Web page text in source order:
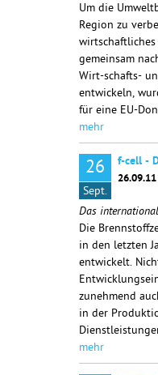
Um die
Region zu
gemeinsam
Wirt-schafts-
entwickeln,
für eine EU-
mehr
26
Sept.
f-cell -
Das
Die
in den letzten
entwickelt.
zunehmend
in der
mehr